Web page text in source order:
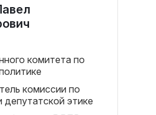
комитета по
комиссии по
депутатской этике